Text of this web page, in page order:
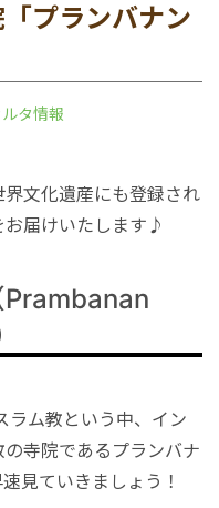
プランバナン
タ情報
文化遺産にも登録され
お届けいたします♪
Prambanan
ラム教という中、イン
寺院であるプランバナ
見ていきましょう！
サファリパーク
動物園
ロンボク島
ギリ島
コモド島